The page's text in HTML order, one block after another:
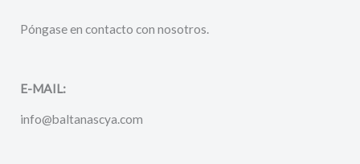
Póngase en contacto con nosotros.
E-MAIL:
info@baltanascya.com